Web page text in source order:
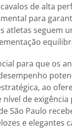
de alta
para
atletas seguem
para que os
ao
nível de
São Paulo
e elegantes